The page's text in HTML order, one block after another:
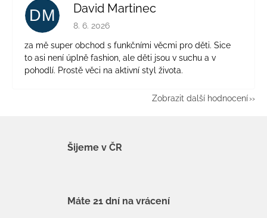
DM David Martinec
Hodnocení obchodu je 5 z 5 hvězdiček.
8. 6. 2026
za mě super obchod s funkčními věcmi pro děti. Sice
to asi není úplně fashion, ale děti jsou v suchu a v
pohodlí. Prostě věci na aktivní styl života.
Zobrazit další hodnocení
Šijeme v ČR
Máte 21 dní na vrácení